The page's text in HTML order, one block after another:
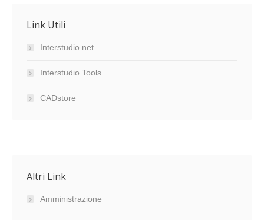
Link Utili
Interstudio.net
Interstudio Tools
CADstore
Altri Link
Amministrazione